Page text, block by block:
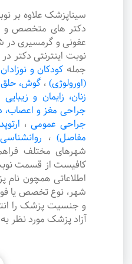
سیناپزشک علاوه بر
دکتر های متخصص و
عفونی و گرمسیری در
نوبت اینترنتی دکتر
جمله کودکان و نوزادان
(اورولوژی) ، گوش، حلق
زنان، زایمان و زیبایی
جراحی مغز و
جراحی عمومی ،
مفاصل) ،
شهرهای مختلف
کافیست از قسمت
اطلاعاتی همچون نام
شهر، نوع تخصص یا
و جنسیت پزشک را
آزاد پزشک مورد نظر